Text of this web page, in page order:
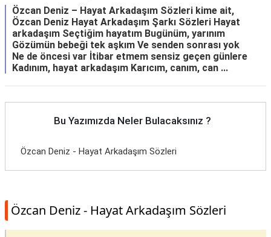
Özcan Deniz – Hayat Arkadaşım Sözleri kime ait,
Özcan Deniz Hayat Arkadaşım Şarkı Sözleri Hayat
arkadaşım Seçtiğim hayatım Bugünüm, yarınım
Gözümün bebeği tek aşkım Ve senden sonrası yok
Ne de öncesi var İtibar etmem sensiz geçen günlere
Kadınım, hayat arkadaşım Karıcım, canım, can ...
Bu Yazımızda Neler Bulacaksınız ?
Özcan Deniz - Hayat Arkadaşım Sözleri
Özcan Deniz - Hayat Arkadaşım Sözleri